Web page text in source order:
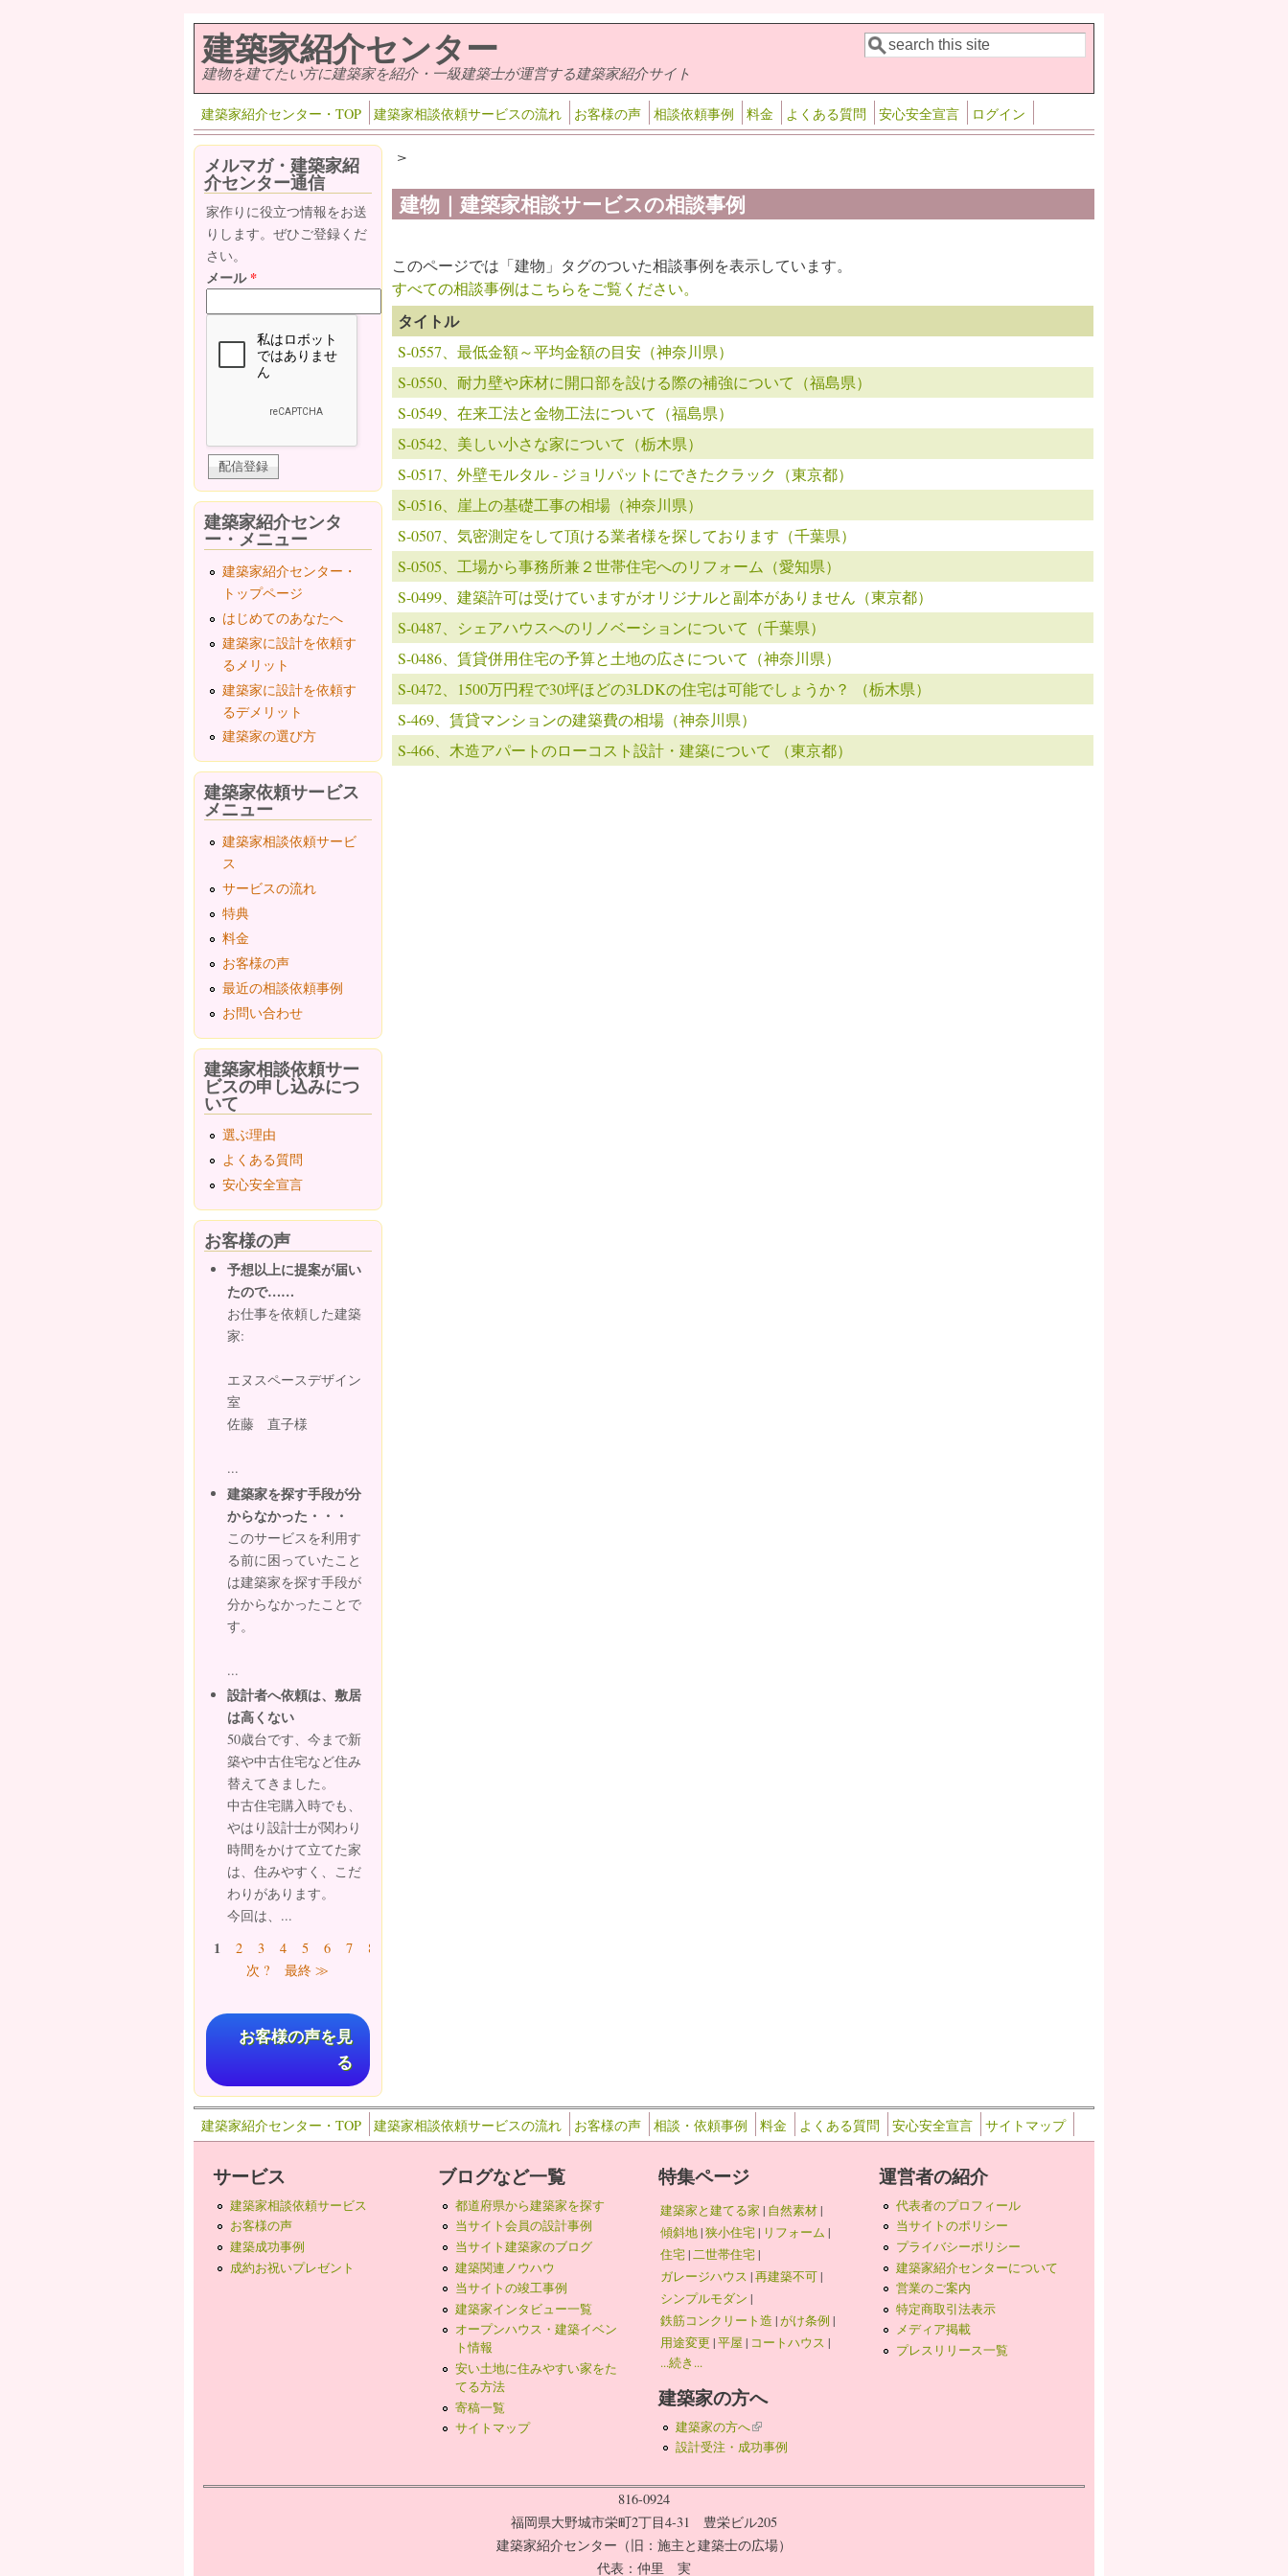
建築家紹介センター
建物を建てたい方に建築家を紹介・一級建築士が運営する建築家紹介サイト 検索フォーム
検索
建築家紹介センター・TOP 建築家相談依頼サービスの流れ お客様の声 相談依頼事例 料金 よくある質問 安心安全宣言 ログイン
>
建物｜建築家相談サービスの相談事例
このページでは「建物」タグのついた相談事例を表示しています。
すべての相談事例はこちらをご覧ください。
タイトル
S-0557、最低金額～平均金額の目安（神奈川県）
S-0550、耐力壁や床材に開口部を設ける際の補強について（福島県）
S-0549、在来工法と金物工法について（福島県）
S-0542、美しい小さな家について（栃木県）
S-0517、外壁モルタル - ジョリパットにできたクラック（東京都）
S-0516、崖上の基礎工事の相場（神奈川県）
S-0507、気密測定をして頂ける業者様を探しております（千葉県）
S-0505、工場から事務所兼２世帯住宅へのリフォーム（愛知県）
S-0499、建築許可は受けていますがオリジナルと副本がありません（東京都）
S-0487、シェアハウスへのリノベーションについて（千葉県）
S-0486、賃貸併用住宅の予算と土地の広さについて（神奈川県）
S-0472、1500万円程で30坪ほどの3LDKの住宅は可能でしょうか？ （栃木県）
S-469、賃貸マンションの建築費の相場（神奈川県）
S-466、木造アパートのローコスト設計・建築について （東京都）
メルマガ・建築家紹
介センター通信
家作りに役立つ情報をお送
りします。ぜひご登録くだ
さい。
メール*
建築家紹介センタ
ー・メニュー
建築家紹介センター・
トップページ
はじめてのあなたへ
建築家に設計を依頼す
るメリット
建築家に設計を依頼す
るデメリット
建築家の選び方
建築家依頼サービス
メニュー
建築家相談依頼サービ
ス
サービスの流れ
特典
料金
お客様の声
最近の相談依頼事例
お問い合わせ
建築家相談依頼サー
ビスの申し込みにつ
いて
選ぶ理由
よくある質問
安心安全宣言
お客様の声
予想以上に提案が届い
たので……
お仕事を依頼した建築
家:
エヌスペースデザイン
室
佐藤 直子様
...
建築家を探す手段が分
からなかった・・・
このサービスを利用す
る前に困っていたこと
は建築家を探す手段が
分からなかったことで
す。
...
設計者へ依頼は、敷居
は高くない
50歳台です、今まで新
築や中古住宅など住み
替えてきました。
中古住宅購入時でも、
やはり設計士が関わり
時間をかけて立てた家
は、住みやすく、こだ
わりがあります。
今回は、...
ページ
1 2 3 4 5 6 7 8
次 ?
最終 ≫
お客様の声を見
る
建築家紹介センター・TOP 建築家相談依頼サービスの流れ お客様の声 相談・依頼事例 料金 よくある質問 安心安全宣言 サイトマップ
サービス
建築家相談依頼サービス
お客様の声
建築成功事例
成約お祝いプレゼント
ブログなど一覧
都道府県から建築家を探す
当サイト会員の設計事例
当サイト建築家のブログ
建築関連ノウハウ
当サイトの竣工事例
建築家インタビュー一覧
オープンハウス・建築イベン
ト情報
安い土地に住みやすい家をた
てる方法
寄稿一覧
サイトマップ
特集ページ
建築家と建てる家 | 自然素材|
傾斜地|狭小住宅| リフォーム |
住宅|二世帯住宅|
ガレージハウス |再建築不可|
シンプルモダン |
鉄筋コンクリート造 |がけ条例 |
用途変更 |平屋 | コートハウス |
...続き...
建築家の方へ
建築家の方へ(link is external)
設計受注・成功事例
運営者の紹介
代表者のプロフィール
当サイトのポリシー
プライバシーポリシー
建築家紹介センターについて
営業のご案内
特定商取引法表示
メディア掲載
プレスリリース一覧
816-0924
福岡県大野城市栄町2丁目4-31 豊栄ビル205
建築家紹介センター（旧：施主と建築士の広場）
代表：仲里 実